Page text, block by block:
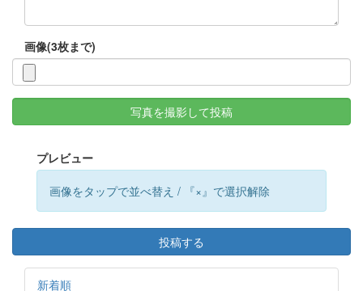
画像(3枚まで)
写真を撮影して投稿
プレビュー
画像をタップで並べ替え / 『×』で選択解除
投稿する
新着順